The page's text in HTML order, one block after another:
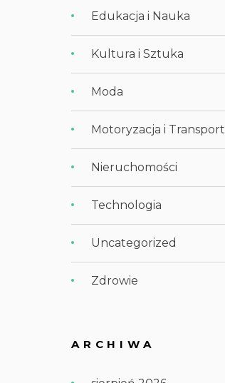
Edukacja i Nauka
Kultura i Sztuka
Moda
Motoryzacja i Transport
Nieruchomości
Technologia
Uncategorized
Zdrowie
ARCHIWA